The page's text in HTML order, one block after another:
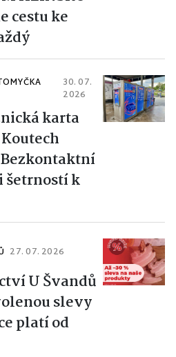
cestu ke
30. 07.
2026
karta
šetrností k
27. 07. 2026
U Švandů
slevy
platí od